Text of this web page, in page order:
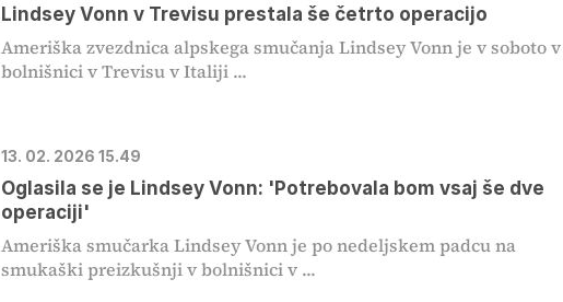
Lindsey Vonn v Trevisu prestala še četrto operacijo
Ameriška zvezdnica alpskega smučanja Lindsey Vonn je v soboto v
bolnišnici v Trevisu v Italiji ...
13. 02. 2026 15.49
Oglasila se je Lindsey Vonn: 'Potrebovala bom vsaj še dve
operaciji'
Ameriška smučarka Lindsey Vonn je po nedeljskem padcu na
smukaški preizkušnji v bolnišnici v ...